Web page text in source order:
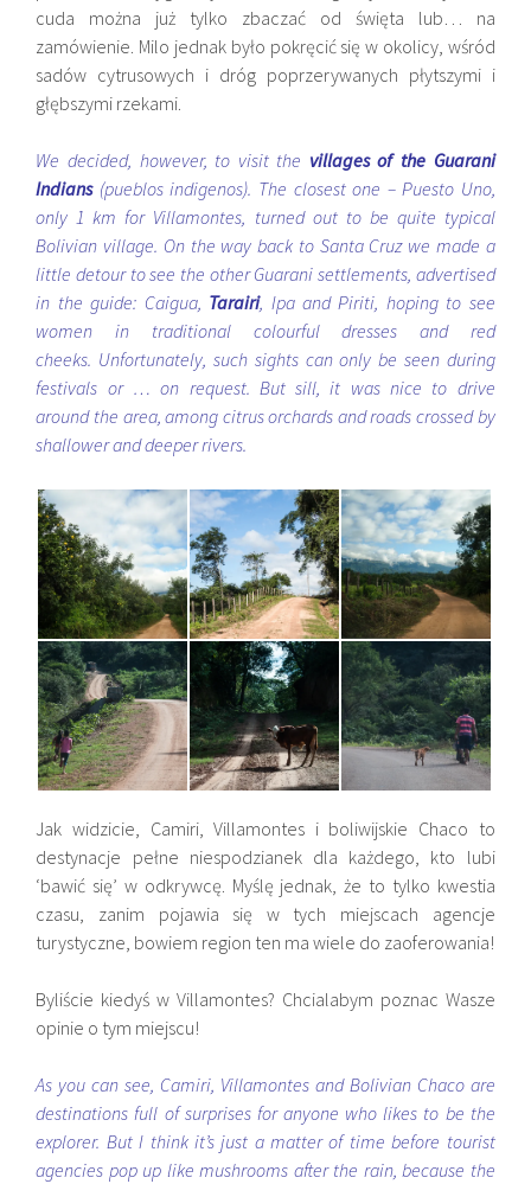
cuda można już tylko zbaczać od święta lub… na
zamówienie. Milo jednak było pokręcić się w okolicy, wśród
sadów cytrusowych i dróg poprzerywanych płytszymi i
głębszymi rzekami.
We decided, however, to visit the villages of the Guarani
Indians(pueblos indigenos). The closest one – Puesto Uno,
only 1 km for Villamontes, turned out to be quite typical
Bolivian village. On the way back to Santa Cruz we made a
little detour to see the other Guarani settlements, advertised
in the guide: Caigua, Tarairi, Ipa and Piriti, hoping to see
women in traditional colourful dresses and red
cheeks. Unfortunately, such sights can only be seen during
festivals or … on request. But sill, it was nice to drive
around the area, among citrus orchards and roads crossed by
shallower and deeper rivers.
Jak widzicie, Camiri, Villamontes i boliwijskie Chaco to
destynacje pełne niespodzianek dla każdego, kto lubi
‘bawić się’ w odkrywcę. Myślę jednak, że to tylko kwestia
czasu, zanim pojawia się w tych miejscach agencje
turystyczne, bowiem region ten ma wiele do zaoferowania!
Byliście kiedyś w Villamontes? Chcialabym poznac Wasze
opinie o tym miejscu!
As you can see, Camiri, Villamontes and Bolivian Chaco are
destinations full of surprises for anyone who likes to be the
explorer. But I think it’s just a matter of time before tourist
agencies pop up like mushrooms after the rain, because the